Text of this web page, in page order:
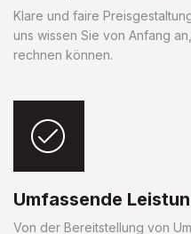
Klare und faire
uns wissen Sie von Anfang
rechnen können.
Umfassende
Von der Bereitstellung von